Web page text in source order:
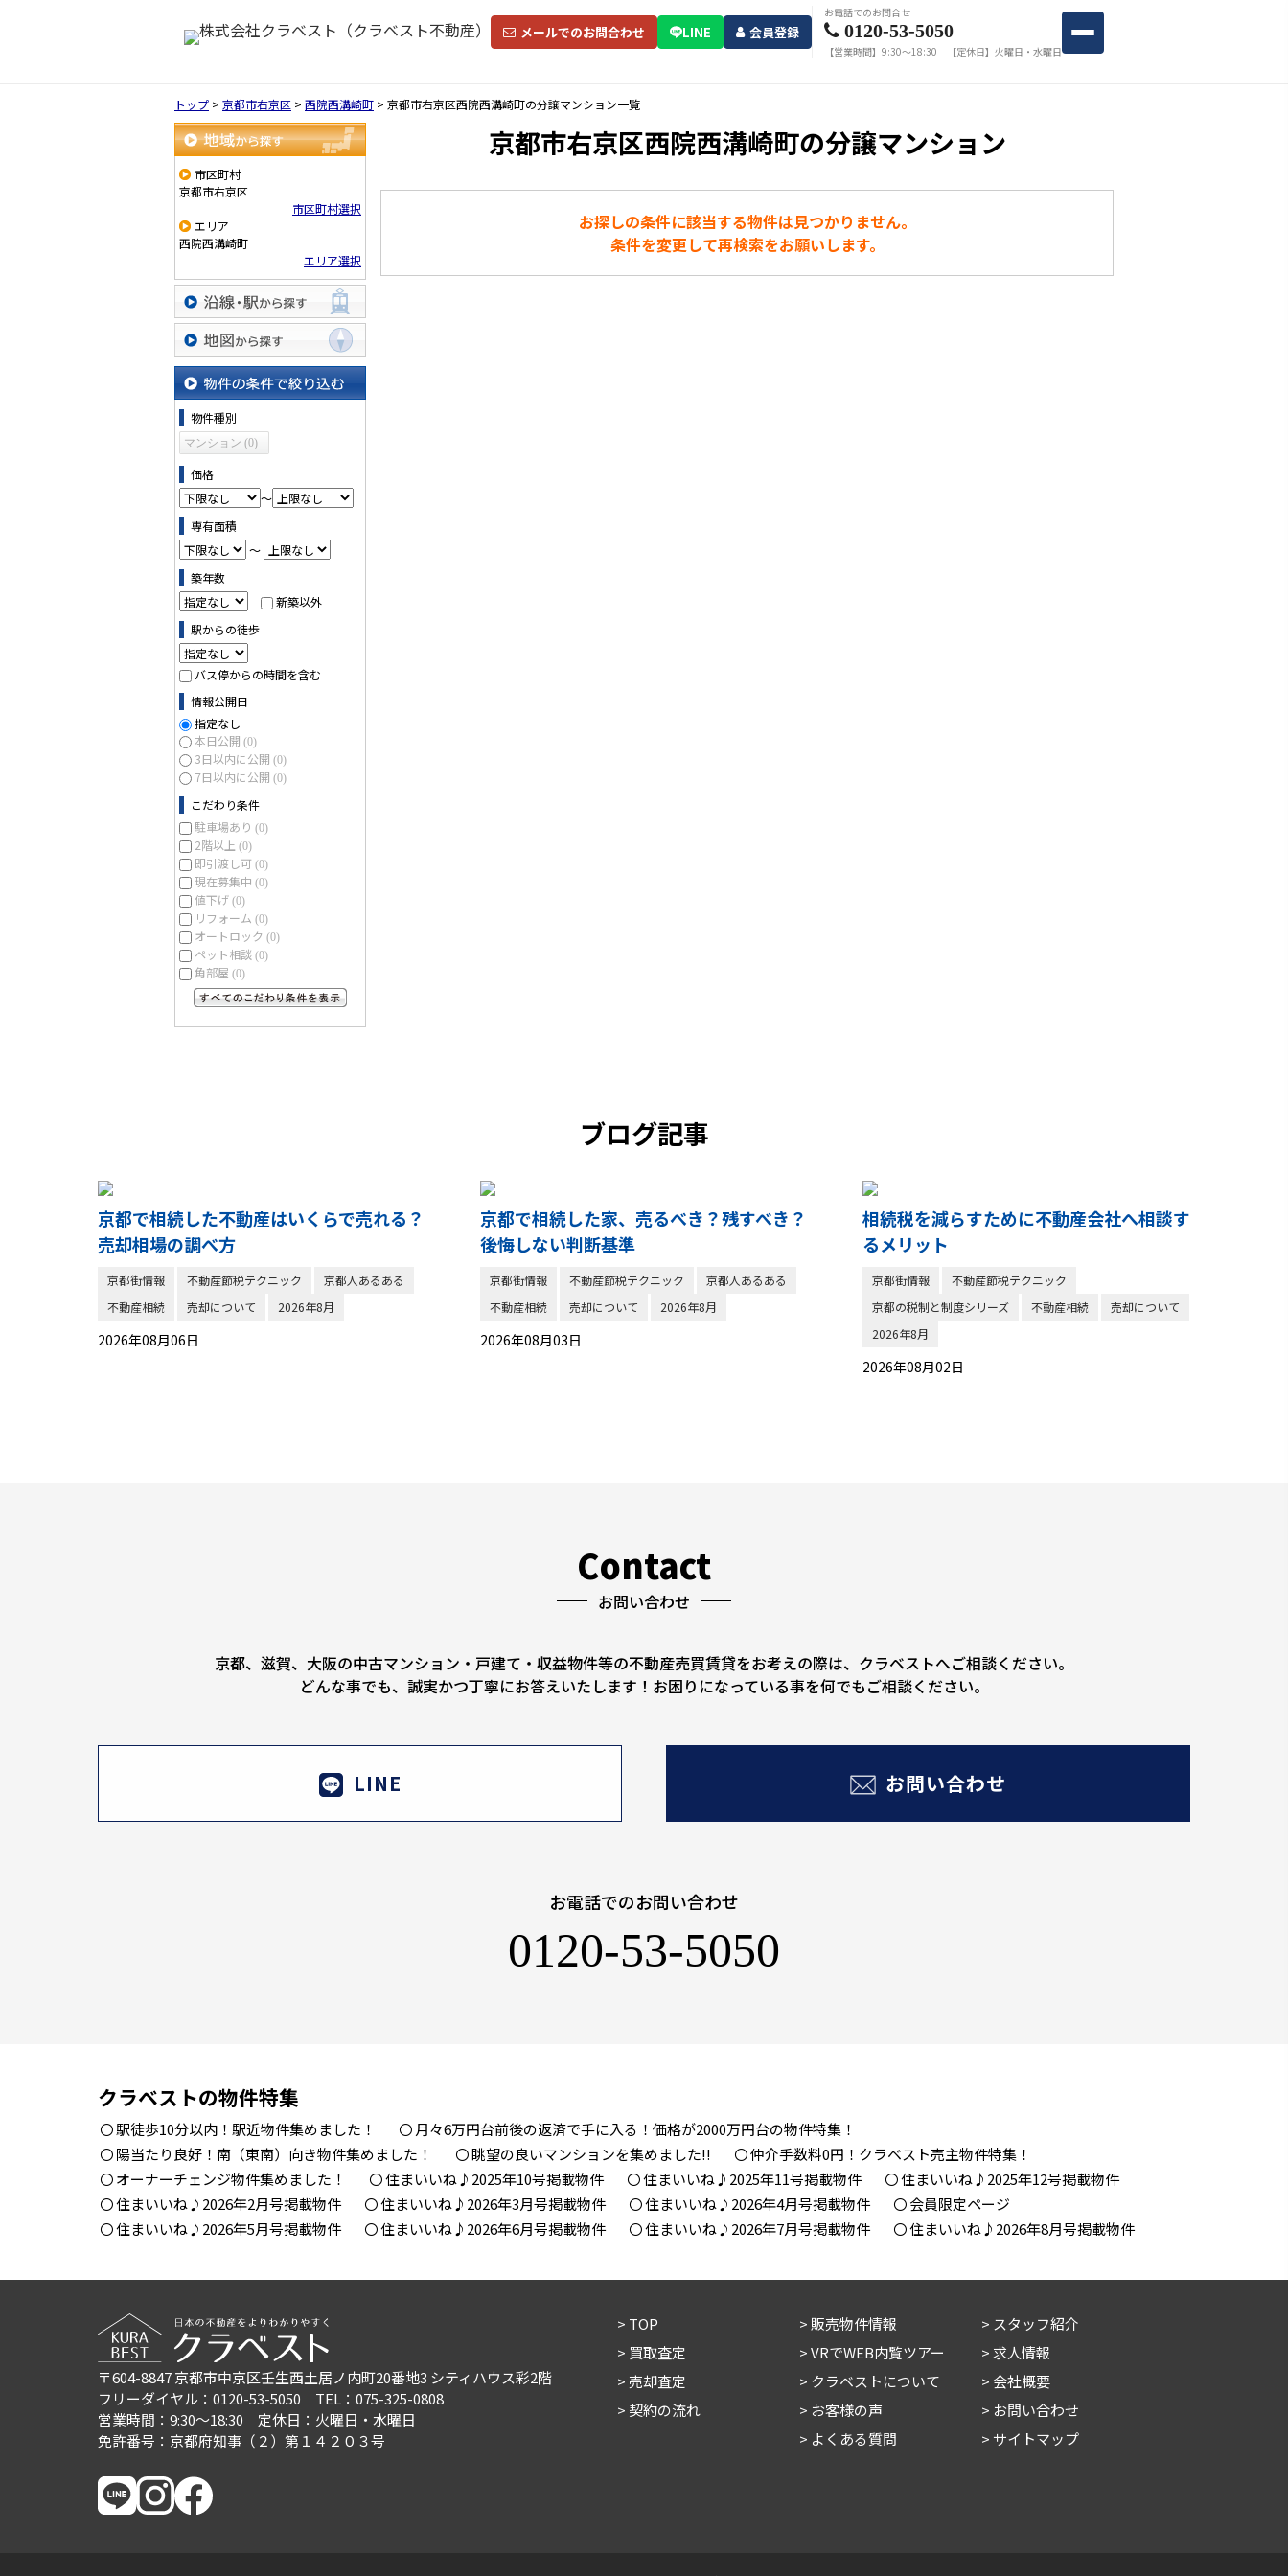
メールでのお問合わせ LINE 会員登録
お電話でのお問合せ
0120-53-5050
【営業時間】9:30〜18:30 【定休日】火曜日・水曜日
トップ > 京都市右京区 > 西院西溝崎町 > 京都市右京区西院西溝崎町の分譲マンション一覧
地域から探す
市区町村
京都市右京区
市区町村選択
エリア
西院西溝崎町
エリア選択
沿線・駅から探す
地図から探す
物件の条件で絞り込む
物件種別
マンション (0)
価格
～
専有面積
～
築年数
新築以外
駅からの徒歩
バス停からの時間を含む
情報公開日
指定なし
本日公開 (0)
3日以内に公開 (0)
7日以内に公開 (0)
こだわり条件
駐車場あり (0)
2階以上 (0)
即引渡し可 (0)
現在募集中 (0)
値下げ (0)
リフォーム (0)
オートロック (0)
ペット相談 (0)
角部屋 (0)
京都市右京区西院西溝崎町の分譲マンション
お探しの条件に該当する物件は見つかりません。
条件を変更して再検索をお願いします。
ブログ記事
京都で相続した不動産はいくらで売れる？
売却相場の調べ方
京都街情報 不動産節税テクニック
京都人あるある
不動産相続
売却について 2026年8月
2026年08月06日
京都で相続した家、売るべき？残すべき？
後悔しない判断基準
京都街情報 不動産節税テクニック
京都人あるある
不動産相続
売却について 2026年8月
2026年08月03日
相続税を減らすために不動産会社へ相談す
るメリット
京都街情報
不動産節税テクニック
京都の税制と制度シリーズ
不動産相続
売却について
2026年8月
2026年08月02日
Contact
お問い合わせ
京都、滋賀、大阪の中古マンション・戸建て・収益物件等の不動産売買賃貸をお考えの際は、クラベストへご相談ください。
どんな事でも、誠実かつ丁寧にお答えいたします！お困りになっている事を何でもご相談ください。
LINE お問い合わせ
お電話でのお問い合わせ
0120-53-5050
クラベストの物件特集
駅徒歩10分以内！駅近物件集めました！
月々6万円台前後の返済で手に入る！価格が2000万円台の物件特集！
陽当たり良好！南（東南）向き物件集めました！
眺望の良いマンションを集めました!!
仲介手数料0円！クラベスト売主物件特集！
オーナーチェンジ物件集めました！
住まいいね♪2025年10号掲載物件 住まいいね♪2025年11号掲載物件
住まいいね♪2025年12号掲載物件
住まいいね♪2026年2月号掲載物件
住まいいね♪2026年3月号掲載物件 住まいいね♪2026年4月号掲載物件
会員限定ページ
住まいいね♪2026年5月号掲載物件
住まいいね♪2026年6月号掲載物件 住まいいね♪2026年7月号掲載物件 住まいいね♪2026年8月号掲載物件
〒604-8847京都市中京区壬生西土居ノ内町20番地3 シティハウス彩2階
フリーダイヤル：0120-53-5050
TEL：075-325-0808
営業時間：9:30〜18:30 定休日：火曜日・水曜日
免許番号：京都府知事（２）第１４２０３号
TOP
買取査定
売却査定
契約の流れ
販売物件情報
VRでWEB内覧ツアー
クラベストについて
お客様の声
よくある質問
スタッフ紹介
求人情報
会社概要
お問い合わせ
サイトマップ